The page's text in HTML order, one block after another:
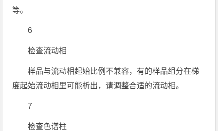
等。
6
检查流动相
样品与流动相起始比例不兼容，有的样品组分在梯
度起始流动相里可能析出，请调整合适的流动相。
7
检查色谱柱